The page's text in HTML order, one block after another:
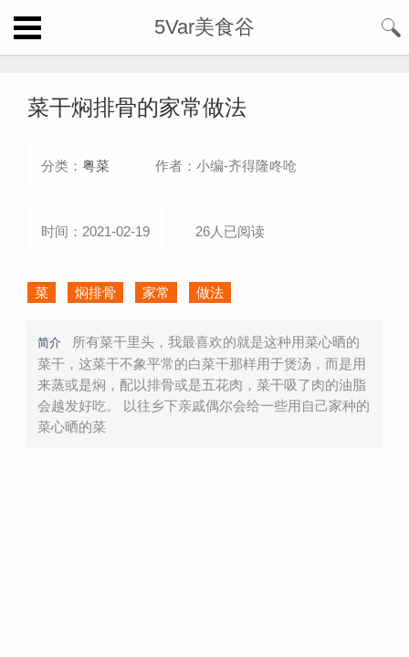
5Var美食谷
菜干焖排骨的家常做法
分类： 粤菜 作者：小编-齐得隆咚呛
时间：2021-02-19 26人已阅读
菜 焖排骨 家常 做法
简介
所有菜干里头，我最喜欢的就是这种用菜心晒的
菜干，这菜干不象平常的白菜干那样用于煲汤，而是用
来蒸或是焖，配以排骨或是五花肉，菜干吸了肉的油脂
会越发好吃。 以往乡下亲戚偶尔会给一些用自己家种的
菜心晒的菜